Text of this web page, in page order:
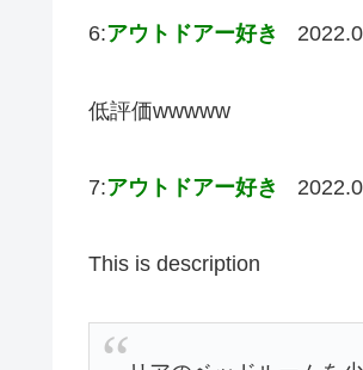
6:アウトドアー好き
低評価wwwww
7:アウトドアー好き
This is description